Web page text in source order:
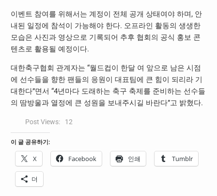
이벤트 참여를 위해서는 계정이 전체 공개 상태여야 하며, 안
내된 일정에 참석이 가능해야 한다. 오프라인 활동의 생생한
모습은 사진과 영상으로 기록되어 추후 협회의 공식 홍보 콘
텐츠로 활용될 예정이다.
대한축구협회 관계자는 “월드컵이 한달 여 앞으로 남은 시점
에 선수들을 향한 팬들의 응원이 대표팀에 큰 힘이 되리라 기
대한다”면서 “4년마다 도래하는 축구 축제를 준비하는 선수들
의 땀방울과 열정에 큰 성원을 보내주시길 바란다”고 밝혔다.
Post Views: 12
이 글 공유하기:
X Facebook 인쇄 Tumblr
더